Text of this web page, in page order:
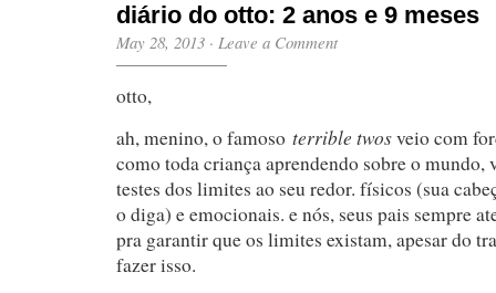
diário do otto: 2 anos e 9 meses
May 28, 2013 · Leave a Comment
otto,
ah, menino, o famoso terrible twosveio com
como toda criança aprendendo sobre o mundo,
testes dos limites ao seu redor. físicos (sua
o diga) e emocionais. e nós, seus pais sempre
pra garantir que os limites existam, apesar do
fazer isso.